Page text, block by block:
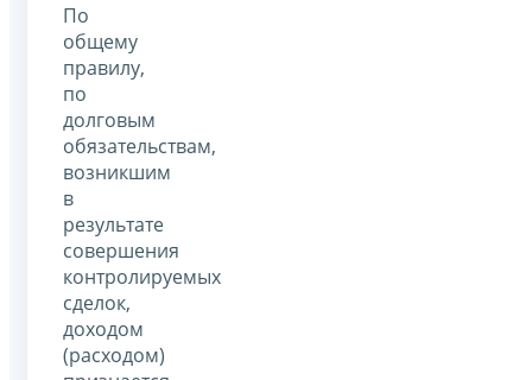
По
общему
правилу,
по
долговым
обязательствам,
возникшим
в
результате
совершения
контролируемых
сделок,
доходом
(расходом)